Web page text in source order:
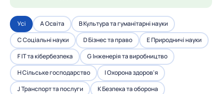
Усі A Освіта
B Культура та гуманітарні науки
C Соціальні науки
D Бізнес та право
E Природничі науки
F IT та кібербезпека
G Інженерія та виробництво
H Сільське господарство
I Охорона здоров'я
J Транспорт та послуги
K Безпека та оборона